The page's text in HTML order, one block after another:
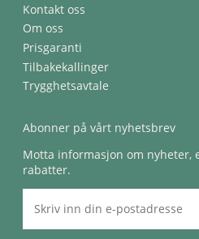
Kontakt oss
Om oss
Prisgaranti
Tilbakekallinger
Trygghetsavtale
Abonner på vårt nyhetsbrev
Motta informasjon om nyheter,
rabatter.